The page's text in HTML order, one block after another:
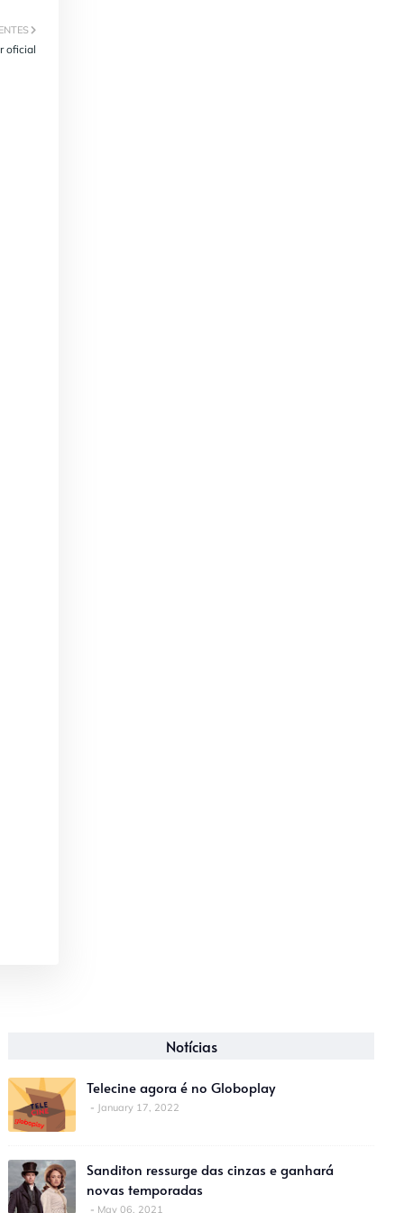
oficial
Notícias
Telecine agora é no Globoplay
January 17, 2022
Sanditon ressurge das cinzas e ganhará
novas temporadas
May 06, 2021